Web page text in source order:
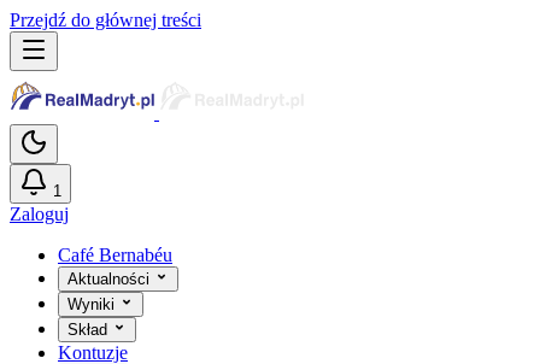
Przejdź do głównej treści
1
Zaloguj
Café Bernabéu
Aktualności
Wyniki
Skład
Kontuzje